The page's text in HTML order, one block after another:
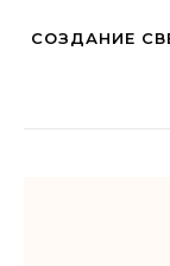
СОЗДАНИЕ